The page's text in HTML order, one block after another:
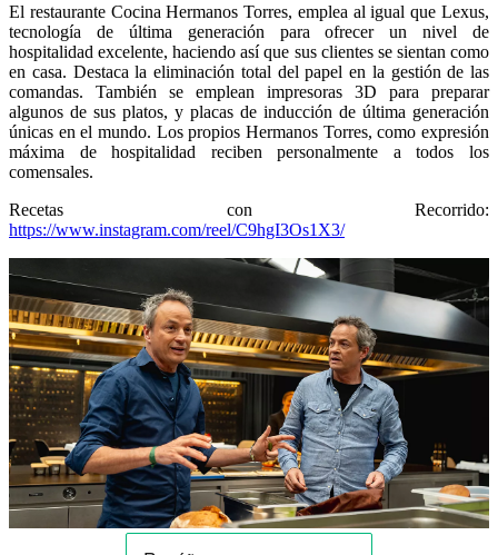
El restaurante Cocina Hermanos Torres, emplea al igual que Lexus,
tecnología de última generación para ofrecer un nivel de
hospitalidad excelente, haciendo así que sus clientes se sientan como
en casa. Destaca la eliminación total del papel en la gestión de las
comandas. También se emplean impresoras 3D para preparar
algunos de sus platos, y placas de inducción de última generación
únicas en el mundo. Los propios Hermanos Torres, como expresión
máxima de hospitalidad reciben personalmente a todos los
comensales.
Recetas con Recorrido:
https://www.instagram.com/reel/C9hgI3Os1X3/